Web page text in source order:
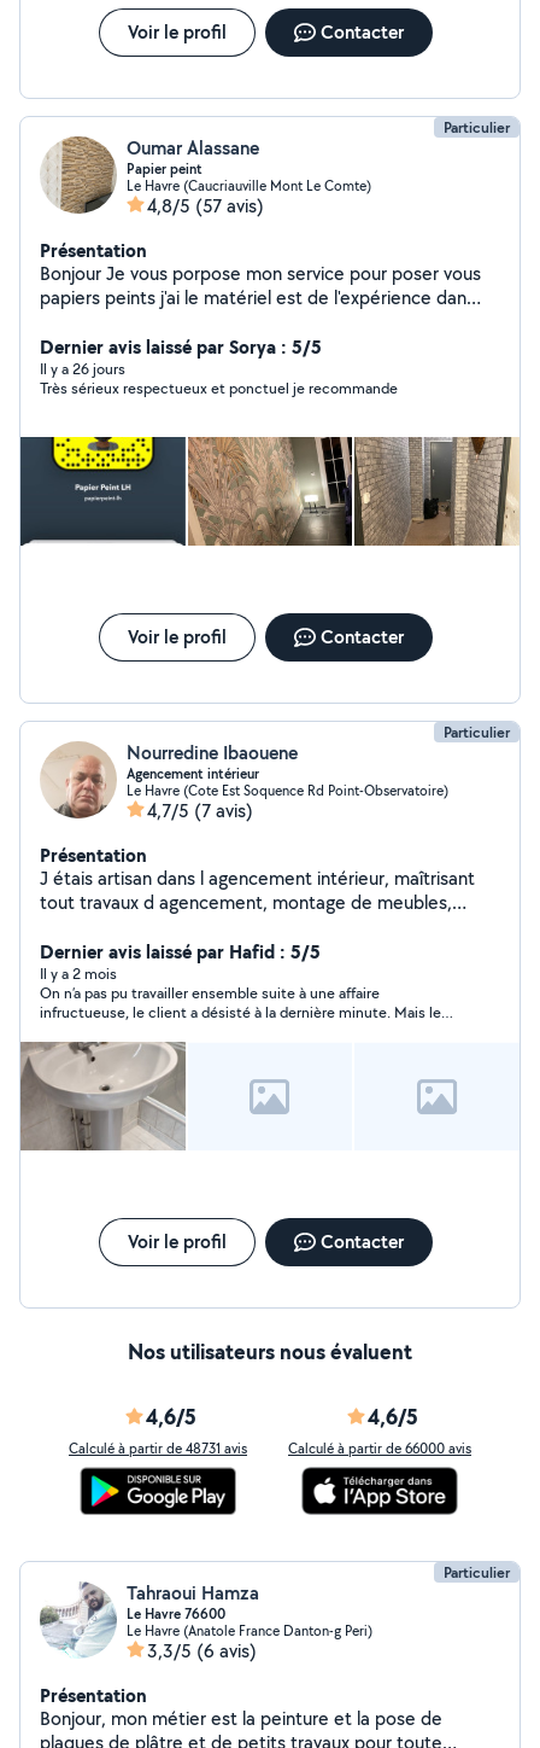
Voir le profil Contacter
Particulier
Oumar Alassane
Papier peint
Le Havre (Caucriauville Mont Le Comte)
4,8/5 (57 avis)
Présentation
Bonjour Je vous porpose mon service pour poser vous
papiers peints j'ai le matériel est de l'expérience dan
renseignements veuillez me contacter par message
privé
Dernier avis laissé par Sorya : 5/5
Il y a 26 jours
Très sérieux respectueux et ponctuel je recommande
Voir le profil Contacter
Particulier
Nourredine Ibaouene
Agencement intérieur
Le Havre (Cote Est Soquence Rd Point-Observatoire)
4,7/5 (7 avis)
Présentation
J étais artisan dans l agencement intérieur, maîtrisant
tout travaux d agencement, montage de meubles,
et déménagement
Dernier avis laissé par Hafid : 5/5
Il y a 2 mois
On n’a pas pu travailler ensemble suite à une affaire
infructueuse, le client a désisté à la dernière minute. Mais le
Voir le profil Contacter
Nos utilisateurs nous évaluent
4,6/5
Calculé à partir de 48731 avis
4,6/5
Calculé à partir de 66000 avis
Particulier
Tahraoui Hamza
Le Havre 76600
Le Havre (Anatole France Danton-g Peri)
3,3/5 (6 avis)
Présentation
Bonjour, mon métier est la peinture et la pose de
plaques de plâtre et de petits travaux pour toute